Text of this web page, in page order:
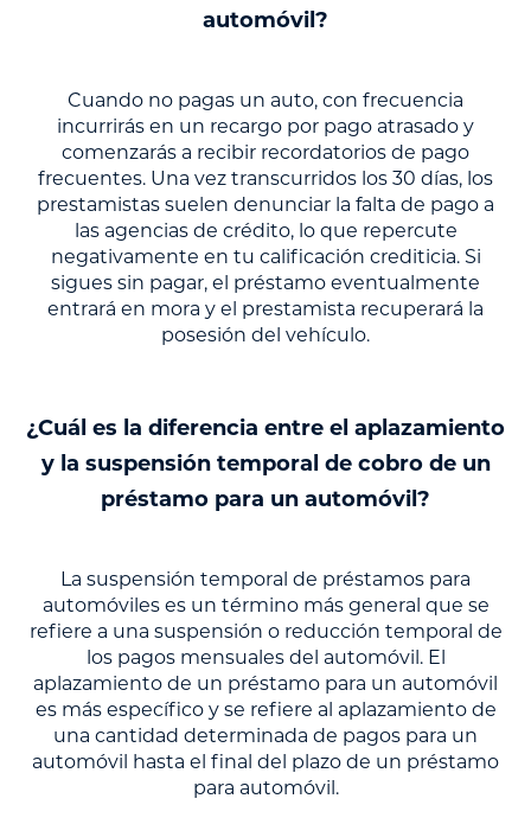
automóvil?
Cuando no pagas un auto, con frecuencia
incurrirás en un recargo por pago atrasado y
comenzarás a recibir recordatorios de pago
frecuentes. Una vez transcurridos los 30 días, los
prestamistas suelen denunciar la falta de pago a
las agencias de crédito, lo que repercute
negativamente en tu calificación crediticia. Si
sigues sin pagar, el préstamo eventualmente
entrará en mora y el prestamista recuperará la
posesión del vehículo.
¿Cuál es la diferencia entre el aplazamiento
y la suspensión temporal de cobro de un
préstamo para un automóvil?
La suspensión temporal de préstamos para
automóviles es un término más general que se
refiere a una suspensión o reducción temporal de
los pagos mensuales del automóvil. El
aplazamiento de un préstamo para un automóvil
es más específico y se refiere al aplazamiento de
una cantidad determinada de pagos para un
automóvil hasta el final del plazo de un préstamo
para automóvil.